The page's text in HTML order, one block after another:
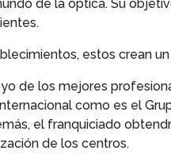
de la óptica. Su
estos crean
de los mejores
como es el
el franquiciado
de los centros.